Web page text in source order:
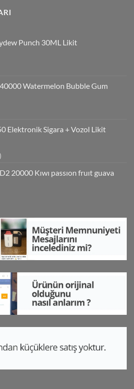
Punch 30ML Likit
Watermelon Bubble Gum
Elektronik Sigara + Vozol Likit
20000 Kıwı passıon fruıt guava